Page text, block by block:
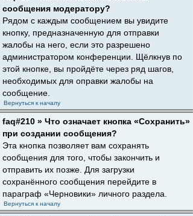
сообщения модератору?
Рядом с каждым сообщением вы увидите
кнопку, предназначенную для отправки
жалобы на него, если это разрешено
администратором конференции. Щёлкнув по
этой кнопке, вы пройдёте через ряд шагов,
необходимых для оправки жалобы на
сообщение.
Вернуться к началу
faq#210 » Что означает кнопка «Сохранить»
при создании сообщения?
Эта кнопка позволяет вам сохранять
сообщения для того, чтобы закончить и
отправить их позже. Для загрузки
сохранённого сообщения перейдите в
параграф «Черновики» личного раздела.
Вернуться к началу